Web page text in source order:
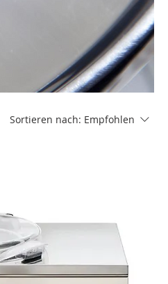
Sortieren nach: Empfohlen